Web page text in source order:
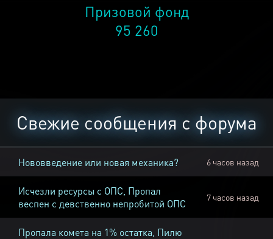
Призовой фонд
95 260
Свежие сообщения с форума
Нововведение или новая механика? 6 часов назад
Исчезли ресурсы с ОПС, Пропал
веспен с девственно непробитой ОПС
7 часов назад
Пропала комета на 1% остатка, Пилю